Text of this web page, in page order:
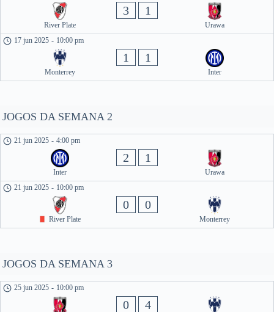
River Plate
3 1
Urawa
17 jun 2025 - 10:00 pm
Monterrey
1 1
Inter
JOGOS DA SEMANA 2
21 jun 2025 - 4:00 pm
Inter
2 1
Urawa
21 jun 2025 - 10:00 pm
River Plate
0 0
Monterrey
JOGOS DA SEMANA 3
25 jun 2025 - 10:00 pm
0 4